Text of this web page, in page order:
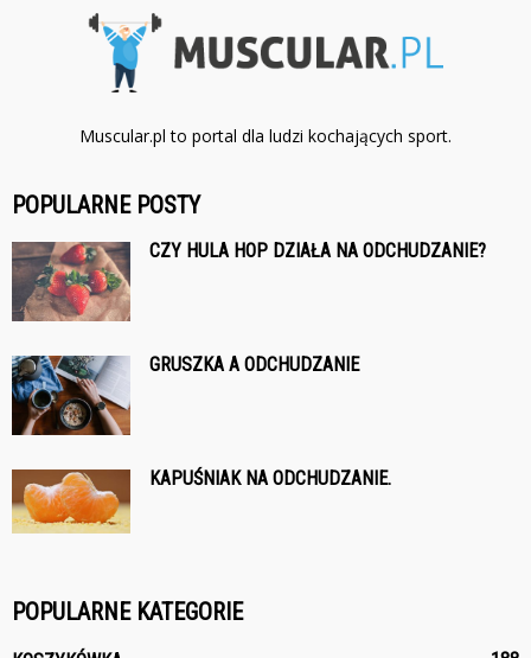
Muscular.pl to portal dla ludzi kochających sport.
POPULARNE POSTY
CZY HULA HOP DZIAŁA NA ODCHUDZANIE?
GRUSZKA A ODCHUDZANIE
KAPUŚNIAK NA ODCHUDZANIE.
POPULARNE KATEGORIE